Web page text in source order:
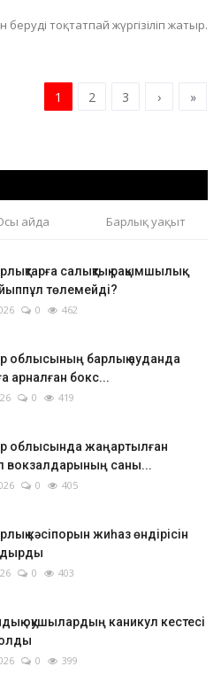
тоқтатпай жүргізіліп жатыр.
1 2 3 › »
айда Барлық уақыт
салықтық рақымшылық:
төлемейді?
0 462
облысының барлық ауданда
арналған бокс...
0 419
облысында жаңартылған
вокзалдарының саны...
0 405
кәсіпорын жиһаз өндірісін
0 403
оқушылардың каникул кестесі
0 399